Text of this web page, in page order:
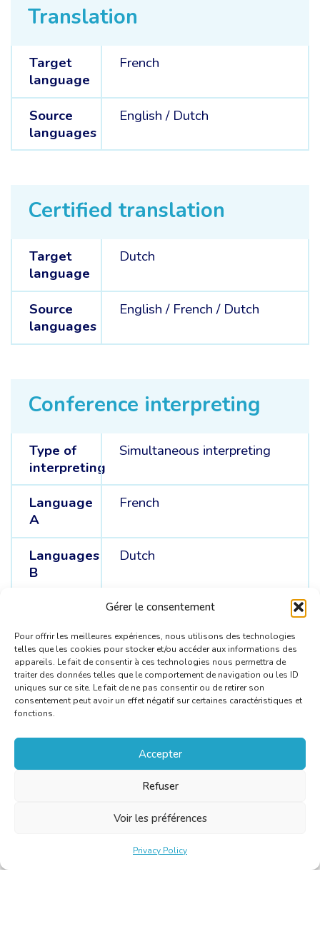
Gérer le consentement
Pour offrir les meilleures expériences, nous utilisons des technologies
telles que les cookies pour stocker et/ou accéder aux informations des
appareils. Le fait de consentir à ces technologies nous permettra de
traiter des données telles que le comportement de navigation ou les ID
uniques sur ce site. Le fait de ne pas consentir ou de retirer son
consentement peut avoir un effet négatif sur certaines caractéristiques et
fonctions.
Accepter
Refuser
Voir les préférences
Privacy Policy
Translation
Target
language
French
Source
languages
English / Dutch
Certified translation
Target
language
Dutch
Source
languages
English / French / Dutch
Conference interpreting
Type of
interpreting
Simultaneous interpreting
Language
A
French
Languages
B
Dutch
English